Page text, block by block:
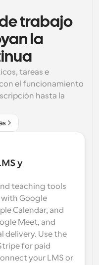
con llamadas
IA
y los recordatorios
noticias y
con varias personas
ocurra algo
trabajo
la
tareas e
el funcionamiento
hasta la
y
teaching tools
with Google
Calendar, and
Meet, and
delivery. Use the
for paid
your LMS or